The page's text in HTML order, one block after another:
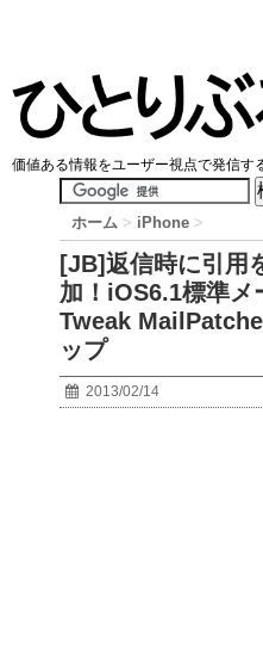
価値ある情報をユーザー視点で発信す
ホーム > iPhone >
[JB]返信時に引用
加！iOS6.1標準メ
Tweak
ップ
2013/02/14